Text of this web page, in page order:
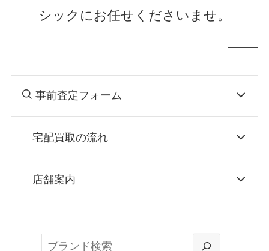
シックにお任せくださいませ。
事前査定フォーム
宅配買取の流れ
お申込み
店舗案内